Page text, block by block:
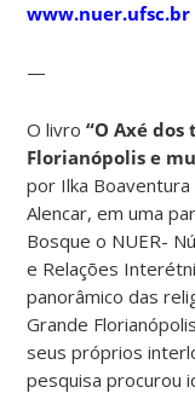
www.nuer.ufsc.br
—
O livro“O Axé
Florianópolis e
por Ilka Boaventura
Alencar, em uma
Bosque o NUER-
e Relações
panorâmico das
Grande
seus próprios
pesquisa procurou